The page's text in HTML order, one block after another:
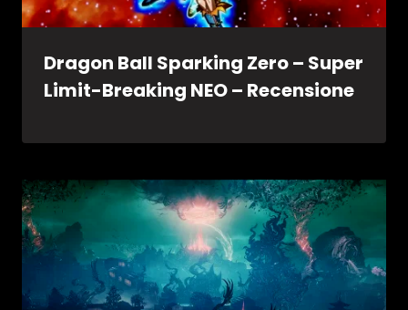
Dragon Ball Sparking Zero – Super
Limit-Breaking NEO – Recensione